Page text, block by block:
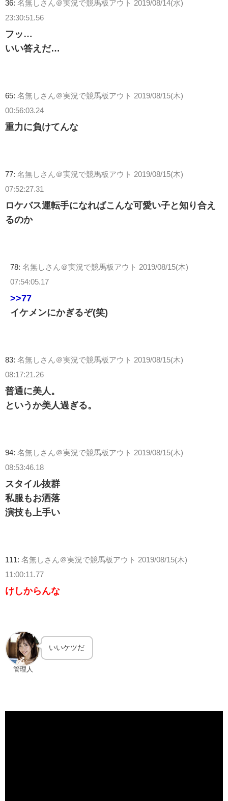
36: 名無しさん＠実況で競馬板アウト 2019/08/14(水)
23:30:51.56
フッ…
いい答えだ…
65: 名無しさん＠実況で競馬板アウト 2019/08/15(木)
00:56:03.24
重力に負けてんな
77: 名無しさん＠実況で競馬板アウト 2019/08/15(木)
07:52:27.31
ロケバス運転手になればこんな可愛い子と知り合え
るのか
78: 名無しさん＠実況で競馬板アウト 2019/08/15(木)
07:54:05.17
>>77
イケメンにかぎるぞ(笑)
83: 名無しさん＠実況で競馬板アウト 2019/08/15(木)
08:17:21.26
普通に美人。
というか美人過ぎる。
94: 名無しさん＠実況で競馬板アウト 2019/08/15(木)
08:53:46.18
スタイル抜群
私服もお洒落
演技も上手い
111: 名無しさん＠実況で競馬板アウト 2019/08/15(木)
11:00:11.77
けしからんな
管理人
いいケツだ